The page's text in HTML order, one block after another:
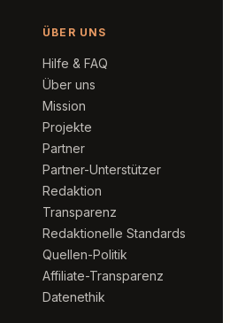
ÜBER UNS
Hilfe & FAQ
Über uns
Mission
Projekte
Partner
Partner-Unterstützer
Redaktion
Transparenz
Redaktionelle Standards
Quellen-Politik
Affiliate-Transparenz
Datenethik